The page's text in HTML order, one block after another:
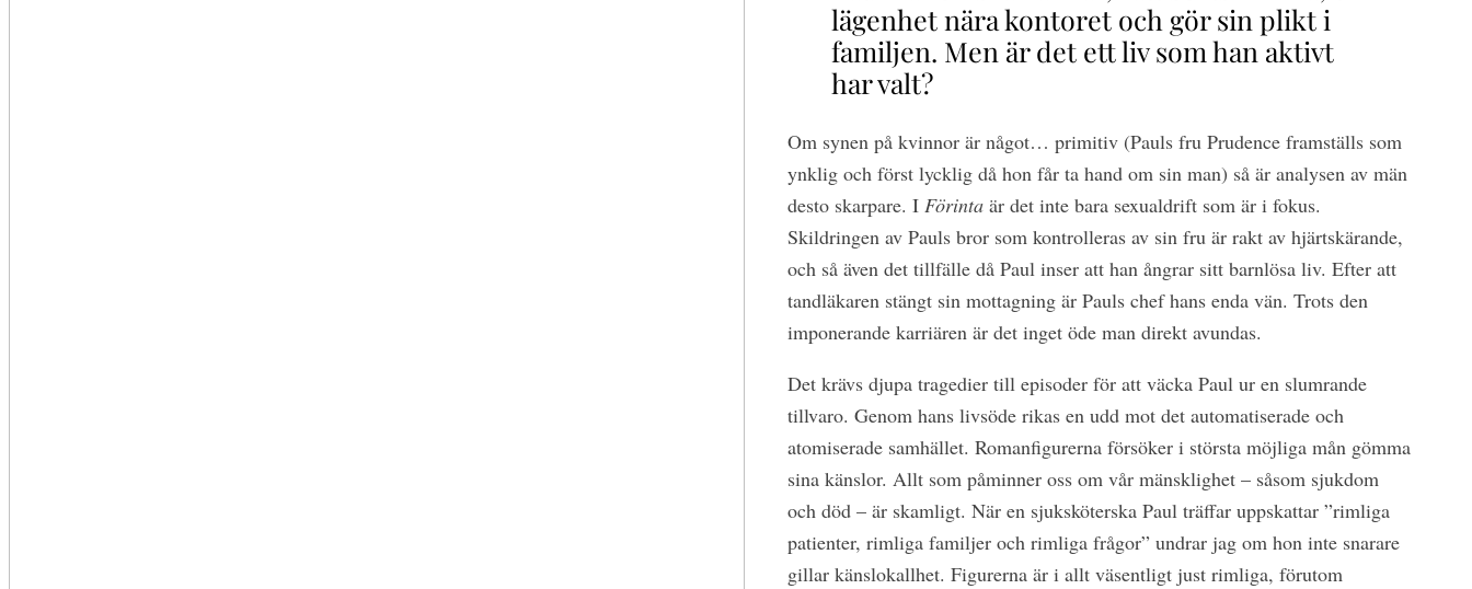
lägenhet nära kontoret och gör sin plikt i
familjen. Men är det ett liv som han aktivt
har valt?
Om synen på kvinnor är något… primitiv (Pauls fru Prudence framställs som
ynklig och först lycklig då hon får ta hand om sin man) så är analysen av män
desto skarpare. I Förintaär det inte bara sexualdrift som är i fokus.
Skildringen av Pauls bror som kontrolleras av sin fru är rakt av hjärtskärande,
och så även det tillfälle då Paul inser att han ångrar sitt barnlösa liv. Efter att
tandläkaren stängt sin mottagning är Pauls chef hans enda vän. Trots den
imponerande karriären är det inget öde man direkt avundas.
Det krävs djupa tragedier till episoder för att väcka Paul ur en slumrande
tillvaro. Genom hans livsöde rikas en udd mot det automatiserade och
atomiserade samhället. Romanfigurerna försöker i största möjliga mån gömma
sina känslor. Allt som påminner oss om vår mänsklighet – såsom sjukdom
och död – är skamligt. När en sjuksköterska Paul träffar uppskattar ”rimliga
patienter, rimliga familjer och rimliga frågor” undrar jag om hon inte snarare
gillar känslokallhet. Figurerna är i allt väsentligt just rimliga, förutom